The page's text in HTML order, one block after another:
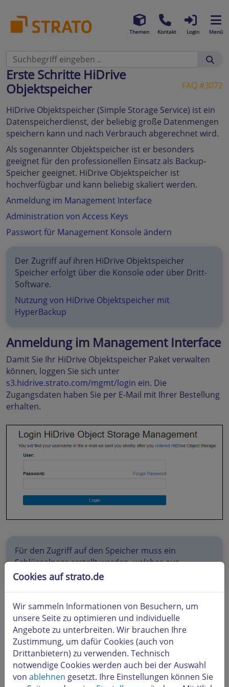
Themen Kontakt Login Menü
FAQ #3072
Erste Schritte HiDrive
Objektspeicher
HiDrive Objektspeicher (Simple Storage Service) ist ein
Datenspeicherdienst, der beliebig große Datenmengen
speichern kann und nach Verbrauch abgerechnet wird.
Als sogenannter Objektspeicher ist er besonders
geeignet für den professionellen Einsatz als Backup-
Speicher geeignet. HiDrive Objektspeicher ist
hochverfügbar und kann beliebig skaliert werden.
Anmeldung im Management Interface
Administration von Access Keys
Passwort für Management Konsole ändern
Der Zugriff auf ihren HiDrive Objektspeicher
Speicher erfolgt über die Konsole oder über Dritt-
Software.
Nutzung von HiDrive Objektspeicher mit
HyperBackup
Anmeldung im Management Interface
Damit Sie Ihr HiDrive Objektspeicher Paket verwalten
können, loggen Sie sich unter
s3.hidrive.strato.com/mgmt/login ein. Die
Zugangsdaten haben Sie per E-Mail mit Ihrer Bestellung
erhalten.
Für den Zugriff auf den Speicher muss ein
Schlüsselpaar erstellt werden, welches aus
Zugangsschlüssel und dem Secret steht.
Administration von Access Keys
Access Key generieren
Um einen neuen Access Key zu erstellen, klicken Sie in
der Management Konsole unter dem Abschnitt
Keysauf den ButtonCreate new.
Abschließend erhalten Sie eine Access Key ID sowie ein
Cookies auf strato.de
Wir sammeln Informationen von Besuchern, um
unsere Seite zu optimieren und individuelle
Angebote zu unterbreiten. Wir brauchen Ihre
Zustimmung, um dafür Cookies (auch von
Drittanbietern) zu verwenden. Technisch
notwendige Cookies werden auch bei der Auswahl
von ablehnen gesetzt. Ihre Einstellungen können Sie